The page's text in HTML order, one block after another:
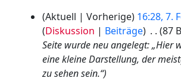
Aktuell Vorherige 16:28, 7.
Diskussion
Beiträge 87
Seite wurde neu angelegt: „Hier
eine kleine Darstellung, der
zu sehen sein.“